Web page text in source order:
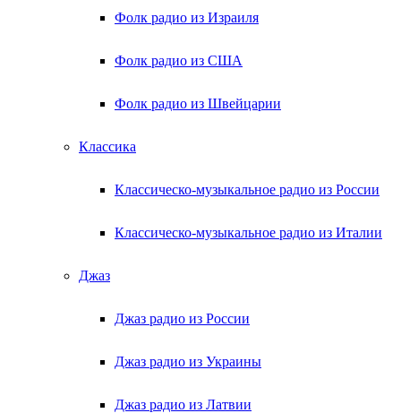
Фолк радио из Израиля
Фолк радио из США
Фолк радио из Швейцарии
Классика
Классическо-музыкальное радио из России
Классическо-музыкальное радио из Италии
Джаз
Джаз радио из России
Джаз радио из Украины
Джаз радио из Латвии